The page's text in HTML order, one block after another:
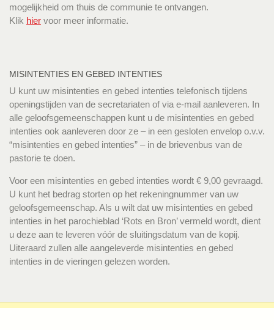
mogelijkheid om thuis de communie te ontvangen.
Klik hier voor meer informatie.
MISINTENTIES EN GEBED INTENTIES
U kunt uw misintenties en gebed intenties telefonisch tijdens
openingstijden van de secretariaten of via e-mail aanleveren. In
alle geloofsgemeenschappen kunt u de misintenties en gebed
intenties ook aanleveren door ze – in een gesloten envelop o.v.v.
“misintenties en gebed intenties” – in de brievenbus van de
pastorie te doen.
Voor een misintenties en gebed intenties wordt € 9,00 gevraagd.
U kunt het bedrag storten op het rekeningnummer van uw
geloofsgemeenschap. Als u wilt dat uw misintenties en gebed
intenties in het parochieblad ‘Rots en Bron’ vermeld wordt, dient
u deze aan te leveren vóór de sluitingsdatum van de kopij.
Uiteraard zullen alle aangeleverde misintenties en gebed
intenties in de vieringen gelezen worden.